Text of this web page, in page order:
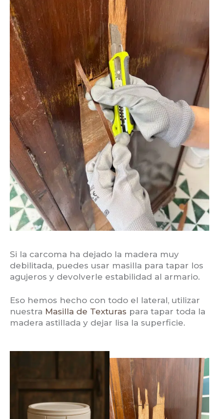
Si la carcoma ha dejado la madera muy
debilitada, puedes usar masilla para tapar los
agujeros y devolverle estabilidad al armario.
Eso hemos hecho con todo el lateral, utilizar
nuestra Masilla de Texturas para tapar toda la
madera astillada y dejar lisa la superficie.